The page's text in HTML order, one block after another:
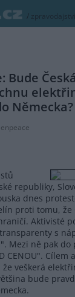
/ zpravodajství
Bude
Německa?
republiky,
dnes
proti tomu, že
Aktivisté
s
Mezi ně pak
CENOU".
že veškerá
bude